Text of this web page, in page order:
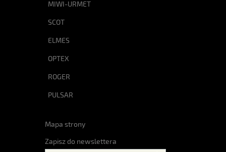
MIWI-URMET
SCOT
ELMES
OPTEX
ROGER
PULSAR
Mapa strony
Zapisz do newslettera